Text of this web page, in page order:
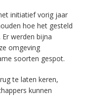
initiatief vorig jaar
hoe het gesteld
werden bijna
omgeving
soorten gespot.
te laten keren,
kunnen